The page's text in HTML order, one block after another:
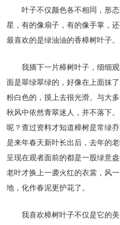
叶子不仅颜色各不相同，形
星，有的像扇子，有的像手掌，
最喜欢的是绿油油的香樟树叶子。
我摘下一片樟树叶子，细细
面是翠绿翠绿的，好像在上面抹
粉白色的，摸上去很光滑。与大
秋风中依然青翠迷人，并不落下
呢？查过资料才知道樟树是常绿
是来年春天新叶长出后，去年的
呈现在观者面前的都是一股绿意
老叶才换上一袭火红的衣裳，风
地，化作春泥更护花了。
我喜欢樟树叶子不仅是它的